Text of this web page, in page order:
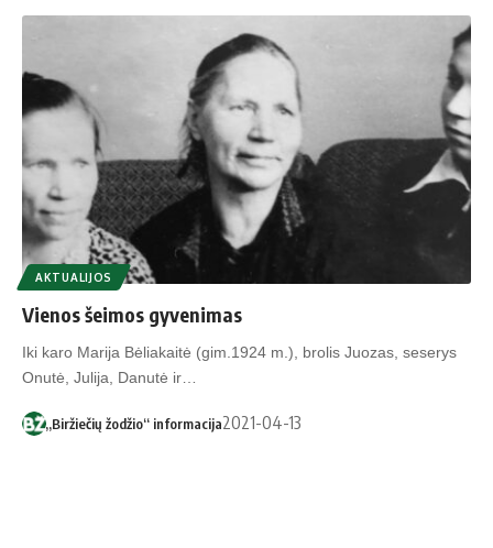
AKTUALIJOS
Vienos šeimos gyvenimas
Iki karo Marija Bėliakaitė (gim.1924 m.), brolis Juozas, seserys
Onutė, Julija, Danutė ir…
„Biržiečių žodžio“ informacija2021-04-13